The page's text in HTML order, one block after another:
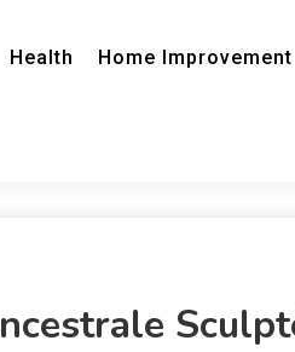
Health Home Improvement